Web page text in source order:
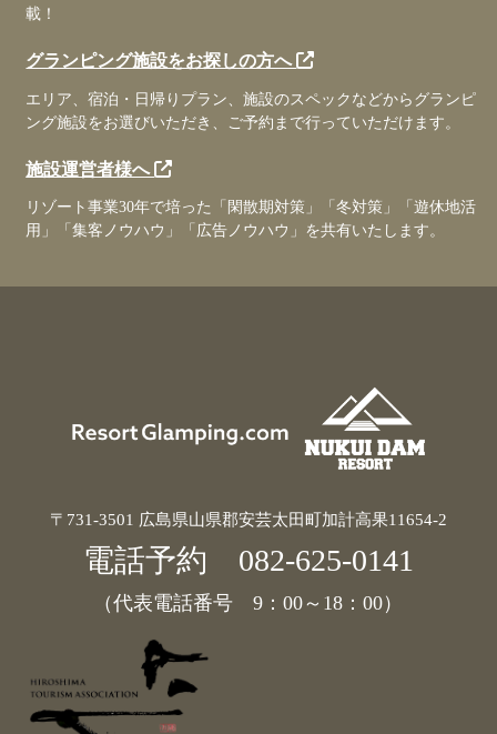
載！
グランピング施設をお探しの方へ
エリア、宿泊・日帰りプラン、施設のスペックなどからグランピ
ング施設をお選びいただき、ご予約まで行っていただけます。
施設運営者様へ
リゾート事業30年で培った「閑散期対策」「冬対策」「遊休地活
用」「集客ノウハウ」「広告ノウハウ」を共有いたします。
〒731-3501 広島県山県郡安芸太田町加計高果11654-2
電話予約 082-625-0141
（代表電話番号 9：00～18：00）